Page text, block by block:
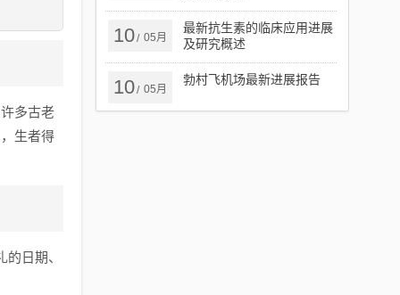
多古老
生者得
日期、
10/ 05月
最新抗生素的临床应用进展
及研究概述
10/ 05月
勃村飞机场最新进展报告